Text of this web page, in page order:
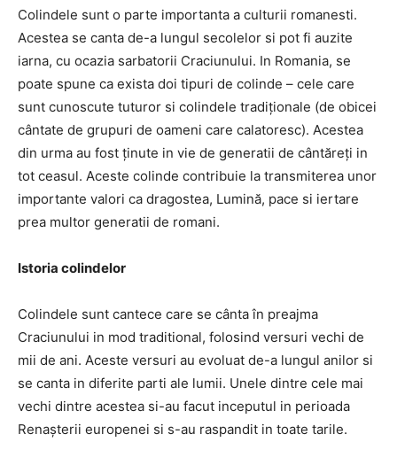
Colindele sunt o parte importanta a culturii romanesti.
Acestea se canta de-a lungul secolelor si pot fi auzite
iarna, cu ocazia sarbatorii Craciunului. In Romania, se
poate spune ca exista doi tipuri de colinde – cele care
sunt cunoscute tuturor si colindele tradiționale (de obicei
cântate de grupuri de oameni care calatoresc). Acestea
din urma au fost ținute in vie de generatii de cântăreți in
tot ceasul. Aceste colinde contribuie la transmiterea unor
importante valori ca dragostea, Lumină, pace si iertare
prea multor generatii de romani.
Istoria colindelor
Colindele sunt cantece care se cânta în preajma
Craciunului in mod traditional, folosind versuri vechi de
mii de ani. Aceste versuri au evoluat de-a lungul anilor si
se canta in diferite parti ale lumii. Unele dintre cele mai
vechi dintre acestea si-au facut inceputul in perioada
Renașterii europenei si s-au raspandit in toate tarile.